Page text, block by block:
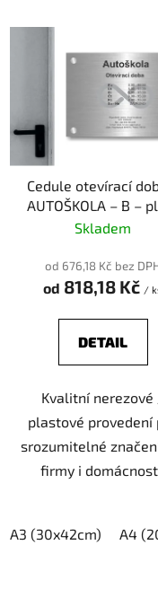
V
s
p
r
Cedule otevírací
AUTOŠKOLA – B –
(piktogram)
Skladem
od 676,18 Kč bez
od 818,18 Kč /
DETAIL
Kvalitní
plastové provedení
srozumitelné
firmy i
A3 (30x42cm) A4